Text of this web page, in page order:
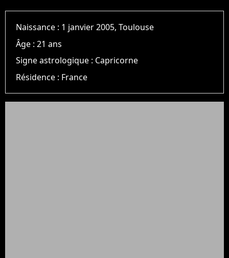
Naissance : 1 janvier 2005, Toulouse
Âge :21 ans
Signe astrologique : Capricorne
Résidence : France